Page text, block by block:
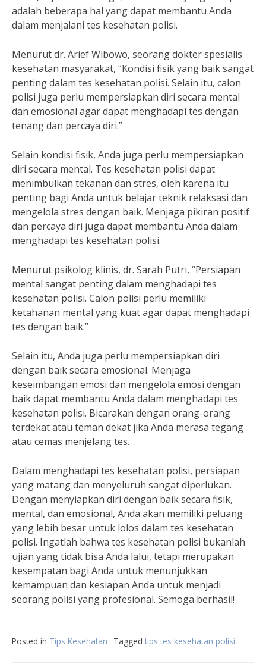
adalah beberapa hal yang dapat membantu Anda
dalam menjalani tes kesehatan polisi.
Menurut dr. Arief Wibowo, seorang dokter spesialis
kesehatan masyarakat, “Kondisi fisik yang baik sangat
penting dalam tes kesehatan polisi. Selain itu, calon
polisi juga perlu mempersiapkan diri secara mental
dan emosional agar dapat menghadapi tes dengan
tenang dan percaya diri.”
Selain kondisi fisik, Anda juga perlu mempersiapkan
diri secara mental. Tes kesehatan polisi dapat
menimbulkan tekanan dan stres, oleh karena itu
penting bagi Anda untuk belajar teknik relaksasi dan
mengelola stres dengan baik. Menjaga pikiran positif
dan percaya diri juga dapat membantu Anda dalam
menghadapi tes kesehatan polisi.
Menurut psikolog klinis, dr. Sarah Putri, “Persiapan
mental sangat penting dalam menghadapi tes
kesehatan polisi. Calon polisi perlu memiliki
ketahanan mental yang kuat agar dapat menghadapi
tes dengan baik.”
Selain itu, Anda juga perlu mempersiapkan diri
dengan baik secara emosional. Menjaga
keseimbangan emosi dan mengelola emosi dengan
baik dapat membantu Anda dalam menghadapi tes
kesehatan polisi. Bicarakan dengan orang-orang
terdekat atau teman dekat jika Anda merasa tegang
atau cemas menjelang tes.
Dalam menghadapi tes kesehatan polisi, persiapan
yang matang dan menyeluruh sangat diperlukan.
Dengan menyiapkan diri dengan baik secara fisik,
mental, dan emosional, Anda akan memiliki peluang
yang lebih besar untuk lolos dalam tes kesehatan
polisi. Ingatlah bahwa tes kesehatan polisi bukanlah
ujian yang tidak bisa Anda lalui, tetapi merupakan
kesempatan bagi Anda untuk menunjukkan
kemampuan dan kesiapan Anda untuk menjadi
seorang polisi yang profesional. Semoga berhasil!
Posted in Tips Kesehatan Tagged tips tes kesehatan polisi